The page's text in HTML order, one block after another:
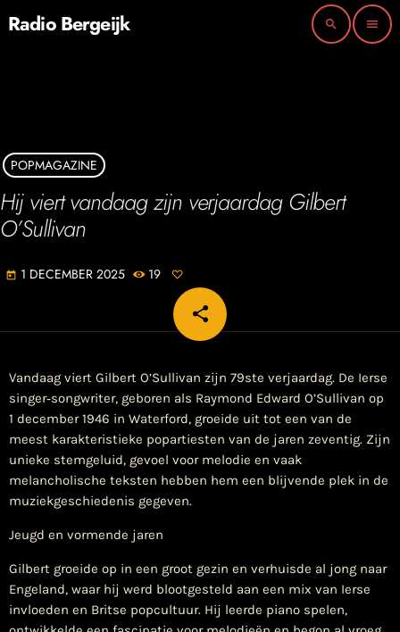
Radio Bergeijk search menu
POPMAGAZINE
Hij viert vandaag zijn verjaardag Gilbert
O’Sullivan
today 1 DECEMBER 2025 19
share
email
Vandaag viert Gilbert O’Sullivan zijn 79ste verjaardag. De Ierse
singer‑songwriter, geboren als Raymond Edward O’Sullivan op
1 december 1946 in Waterford, groeide uit tot een van de
meest karakteristieke popartiesten van de jaren zeventig. Zijn
unieke stemgeluid, gevoel voor melodie en vaak
melancholische teksten hebben hem een blijvende plek in de
muziekgeschiedenis gegeven.
Jeugd en vormende jaren
Gilbert groeide op in een groot gezin en verhuisde al jong naar
Engeland, waar hij werd blootgesteld aan een mix van Ierse
invloeden en Britse popcultuur. Hij leerde piano spelen,